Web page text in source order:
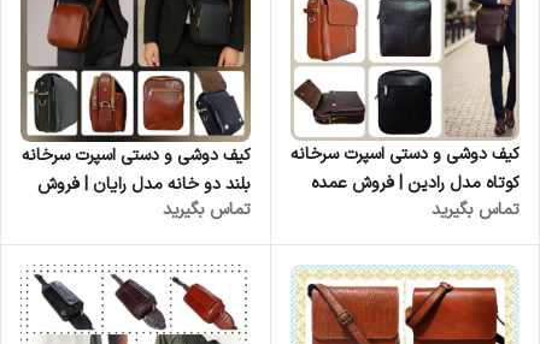
کیف دوشی و دستی اسپرت سرخانه
کوتاه مدل رادین | فروش عمده
تماس بگیرید
کیف دوشی و دستی اسپرت سرخانه
بلند دو خانه مدل رایان | فروش
عمده
تماس بگیرید